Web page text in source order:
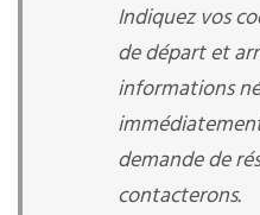
Indiquez vos
de départ et
informations
demande de
contacterons.